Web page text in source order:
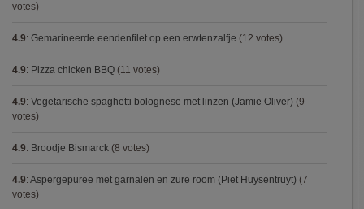
votes)
4.9: Gemarineerde eendenfilet op een erwtenzalfje (12 votes)
4.9: Pizza chicken BBQ (11 votes)
4.9: Vegetarische spaghetti bolognese met linzen (Jamie Oliver) (9
votes)
4.9: Broodje Bismarck (8 votes)
4.9: Aspergepuree met garnalen en zure room (Piet Huysentruyt) (7
votes)